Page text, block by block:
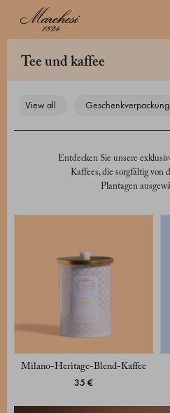
tee und kaffee
view all
Entdecken Sie unsere
Kaffees, die sorgfältig von
Plantagen
Milano-Heritage-Blend-Kaffee
35 €